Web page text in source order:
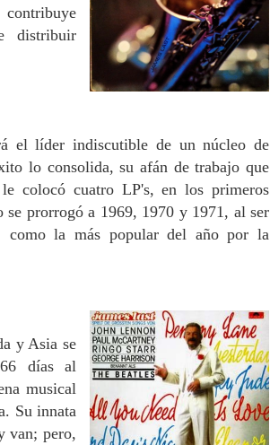
contribuye
distribuir
el líder indiscutible de un núcleo de
lo consolida, su afán de trabajo que
colocó cuatro LP's, en los primeros
prorrogó a 1969, 1970 y 1971, al ser
como la más popular del año por la
y Asia se
días al
musical
Su innata
van; pero,